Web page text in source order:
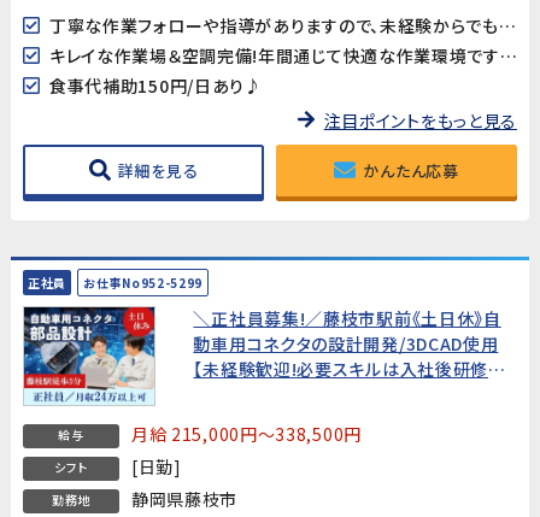
丁寧な作業フォローや指導がありますので、未経験からでも始め易い♪相談事もし易い環境です
キレイな作業場＆空調完備!年間通じて快適な作業環境です♪
食事代補助150円/日あり♪
注目ポイントをもっと見る
詳細を見る かんたん応募
正社員 お仕事No952-5299
＼正社員募集!／藤枝市駅前《土日休》自
動車用コネクタの設計開発/3DCAD使用
【未経験歓迎!必要スキルは入社後研修で
給与 月給 215,000円～338,500円
シフト [日勤]
勤務地 静岡県藤枝市